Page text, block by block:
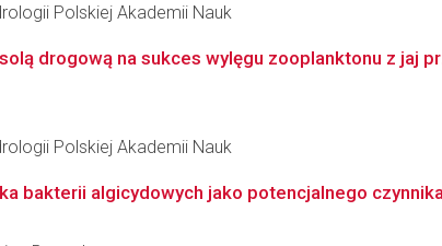
Polskiej Akademii Nauk
drogową na sukces wylęgu zooplanktonu z jaj
Polskiej Akademii Nauk
bakterii algicydowych jako potencjalnego